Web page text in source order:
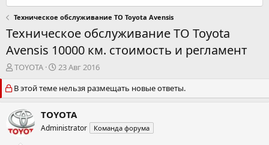
Техническое обслуживание ТО Toyota Avensis
Техническое обслуживание ТО Toyota
Avensis 10000 км. стоимость и регламент
А
т
о
р
т
е
TOYOTA
Д
т
а
н
а
ч
23 Авг 2016
В этой теме нельзя размещать новые ответы.
TOYOTA
Administrator Команда форума